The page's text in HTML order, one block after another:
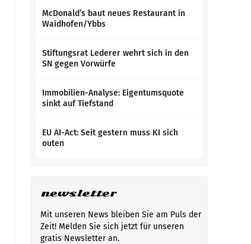
McDonald’s baut neues Restaurant in
Waidhofen/Ybbs
Stiftungsrat Lederer wehrt sich in den
SN gegen Vorwürfe
Immobilien-Analyse: Eigentumsquote
sinkt auf Tiefstand
EU AI-Act: Seit gestern muss KI sich
outen
newsletter
Mit unseren News bleiben Sie am Puls der
Zeit! Melden Sie sich jetzt für unseren
gratis Newsletter an.